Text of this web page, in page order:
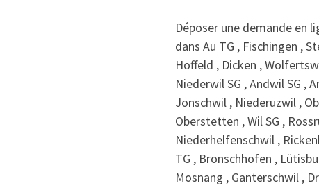
Déposer une demande en
dans Au TG , Fischingen ,
Hoffeld , Dicken ,
Niederwil SG , Andwil SG ,
Jonschwil , Niederuzwil ,
Oberstetten , Wil SG ,
Niederhelfenschwil ,
TG , Bronschhofen ,
Mosnang , Ganterschwil ,